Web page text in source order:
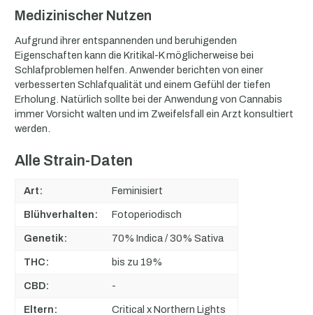
Medizinischer Nutzen
Aufgrund ihrer entspannenden und beruhigenden
Eigenschaften kann die Kritikal-K möglicherweise bei
Schlafproblemen helfen. Anwender berichten von einer
verbesserten Schlafqualität und einem Gefühl der tiefen
Erholung. Natürlich sollte bei der Anwendung von Cannabis
immer Vorsicht walten und im Zweifelsfall ein Arzt konsultiert
werden.
Alle Strain-Daten
Art: Feminisiert
Blühverhalten: Fotoperiodisch
Genetik: 70% Indica / 30% Sativa
THC: bis zu 19%
CBD: -
Eltern: Critical x Northern Lights